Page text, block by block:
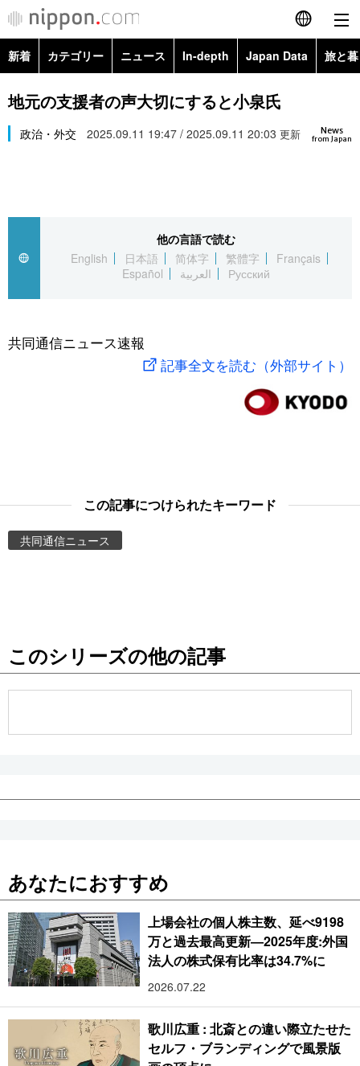
English
简体字
繁體字
العربية
社会
旅と暮らし
東京
新着 カテゴリー ニュース In-depth Japan Data 旅と
政治・外交
経済・ビジネス
社会
文化
科学・技術
暮らし
Images
お知らせ
地元の支援者の声大切にすると小泉氏
News
from Japan
政治・外交 2025.09.11 19:47 / 2025.09.11 20:03 更新
他の言語で読む
English
日本語 简体字 繁體字
Français
Español
العربية Русский
共同通信ニュース速報
記事全文を読む（外部サイト）
この記事につけられたキーワード
共同通信ニュース
このシリーズの他の記事
あなたにおすすめ
上場会社の個人株主数、延べ9198
万と過去最高更新―2025年度:外国
法人の株式保有比率は34.7%に
2026.07.22
歌川広重 : 北斎との違い際立たせた
セルフ・ブランディングで風景版